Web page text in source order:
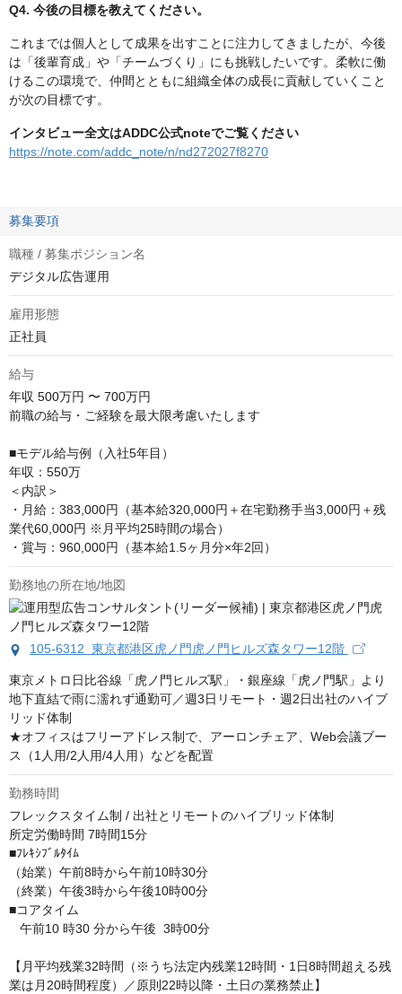
Q4. 今後の目標を教えてください。
これまでは個人として成果を出すことに注力してきましたが、今後
は「後輩育成」や「チームづくり」にも挑戦したいです。柔軟に働
けるこの環境で、仲間とともに組織全体の成長に貢献していくこと
が次の目標です。
インタビュー全文はADDC公式noteでご覧ください
https://note.com/addc_note/n/nd272027f8270
募集要項
職種 / 募集ポジション名
デジタル広告運用
雇用形態
正社員
給与
年収 500万円 〜 700万円
前職の給与・ご経験を最大限考慮いたします
■モデル給与例（入社5年目）
年収：550万
＜内訳＞
・月給：383,000円（基本給320,000円＋在宅勤務手当3,000円＋残
業代60,000円 ※月平均25時間の場合）
・賞与：960,000円（基本給1.5ヶ月分×年2回）
勤務地の所在地/地図
105-6312 東京都港区虎ノ門虎ノ門ヒルズ森タワー12階
東京メトロ日比谷線「虎ノ門ヒルズ駅」・銀座線「虎ノ門駅」より
地下直結で雨に濡れず通勤可／週3日リモート・週2日出社のハイブ
リッド体制
★オフィスはフリーアドレス制で、アーロンチェア、Web会議ブー
ス（1人用/2人用/4人用）などを配置
勤務時間
フレックスタイム制 / 出社とリモートのハイブリッド体制
所定労働時間 7時間15分
■ﾌﾚｷｼﾌﾞﾙﾀｲﾑ
（始業）午前8時から午前10時30分
（終業）午後3時から午後10時00分
■コアタイム
【月平均残業32時間（※うち法定内残業12時間・1日8時間超える残
業は月20時間程度）／原則22時以降・土日の業務禁止】